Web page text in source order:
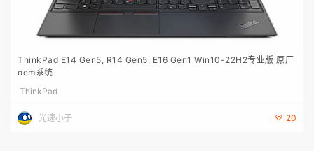
ThinkPad E14 Gen5, R14 Gen5, E16 Gen1 Win10-22H2专业版 原厂
oem系统
ThinkPad
光速小子 20